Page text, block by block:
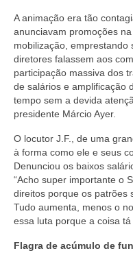
Aplicativo
Acordo de
CIPA
BENEFÍCIOS
Colônia de
Refeitórios
Convênios
Dependentes
A animação era tão
anunciavam promoções
mobilização,
diretores falassem aos
participação massiva dos
de salários e amplificação
tempo sem a devida
presidente Márcio Ayer.
O locutor J.F., de uma
à forma como ele e seus
Denunciou os baixos
“Acho super importante o
direitos porque os patrões
Tudo aumenta, menos o
essa luta porque a coisa tá
Flagra de acúmulo de